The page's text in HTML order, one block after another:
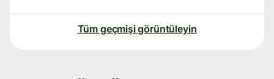
Tüm geçmişi görüntüleyin